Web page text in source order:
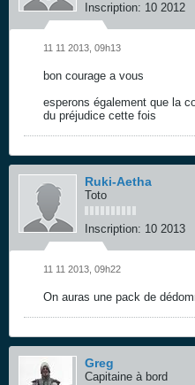
Inscription: 10 2012
11 11 2013, 09h13
bon courage a vous
esperons également que la
du préjudice cette fois
Ruki-Aetha
Toto
Inscription: 10 2013
11 11 2013, 09h22
On auras une pack de
Greg
Capitaine à bord